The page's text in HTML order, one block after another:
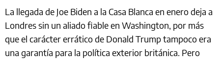
La llegada de Joe Biden a la Casa Blanca en enero deja a
Londres sin un aliado fiable en Washington, por más
que el carácter errático de Donald Trump tampoco era
una garantía para la política exterior británica. Pero